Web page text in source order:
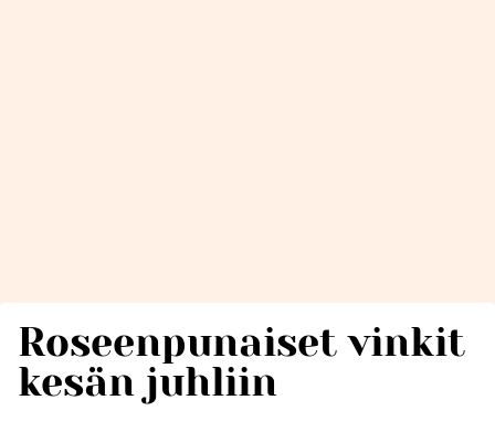
Roseenpunaiset vinkit
kesän juhliin